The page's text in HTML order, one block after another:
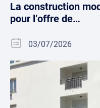
La construction
pour l’offre de…
03/07/2026